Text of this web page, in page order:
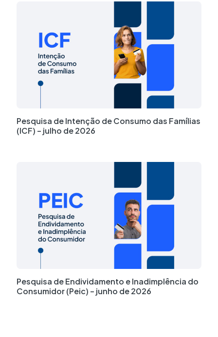
Pesquisa de Intenção de Consumo das Famílias
(ICF) – julho de 2026
Pesquisa de Endividamento e Inadimplência do
Consumidor (Peic) – junho de 2026